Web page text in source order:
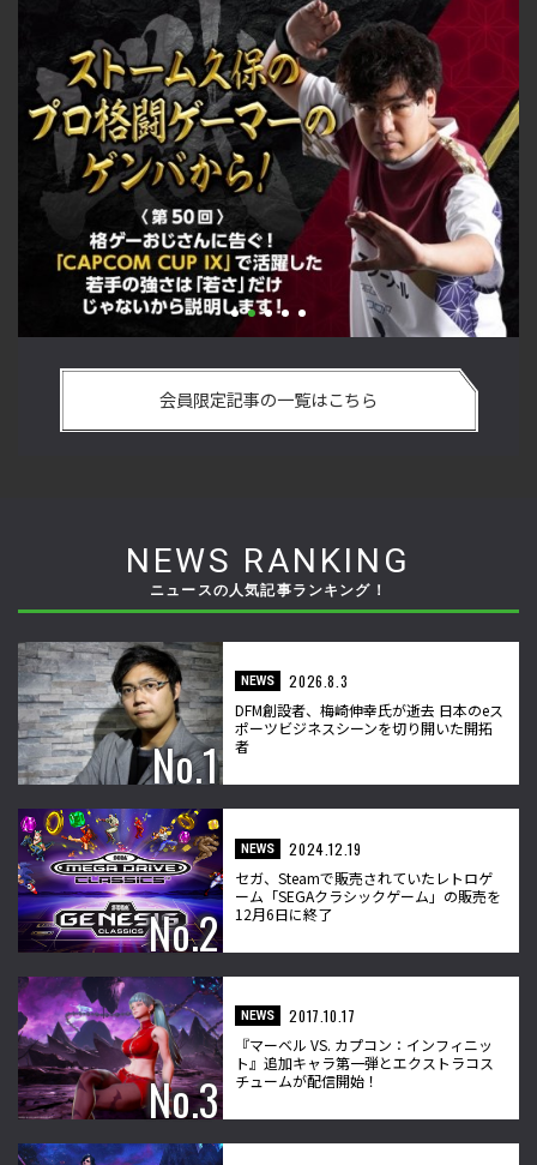
の強さは 「若さ」だけじゃないから説明します！【ストーム
久保のプロ格闘ゲーマーのゲンバから！ 第50回】
会員限定記事の一覧はこちら
NEWS RANKING
ニュースの人気記事ランキング！
NEWS
2026.8.3
DFM創設者、梅崎伸幸氏が逝去 日本のeス
ポーツビジネスシーンを切り開いた開拓
者
NEWS
2024.12.19
セガ、Steamで販売されていたレトロゲ
ーム「SEGAクラシックゲーム」の販売を
12月6日に終了
NEWS
2017.10.17
『マーベル VS. カプコン：インフィニッ
ト』追加キャラ第一弾とエクストラコス
チュームが配信開始！